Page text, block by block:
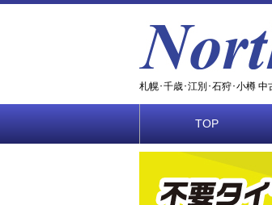
札幌･千歳･江別･石狩･小樽
TOP